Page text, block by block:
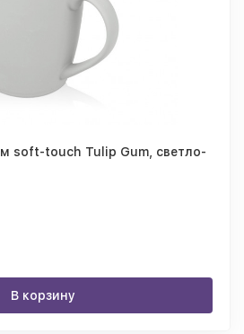
soft-touch Tulip Gum, светло-
В корзину